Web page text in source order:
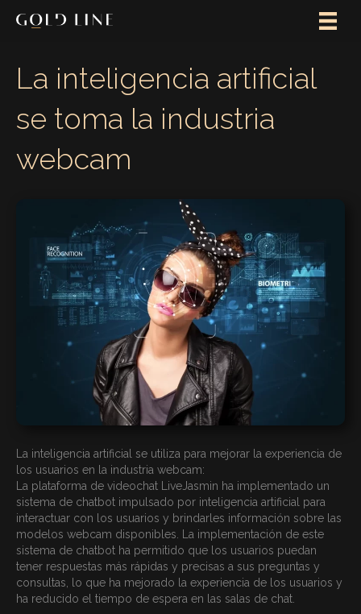
La inteligencia artificial
se toma la industria
webcam
La inteligencia artificial se utiliza para mejorar la experiencia de
los usuarios en la industria webcam:
La plataforma de videochat LiveJasmin ha implementado un
sistema de chatbot impulsado por inteligencia artificial para
interactuar con los usuarios y brindarles información sobre las
modelos webcam disponibles. La implementación de este
sistema de chatbot ha permitido que los usuarios puedan
tener respuestas más rápidas y precisas a sus preguntas y
consultas, lo que ha mejorado la experiencia de los usuarios y
ha reducido el tiempo de espera en las salas de chat.